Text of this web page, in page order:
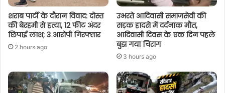
शराब पार्टी के दौरान विवाद: दोस्त
की बेरहमी से हत्या, 12 फीट अंदर
छिपाई लाश; 3 आरोपी गिरफ्तार
2 hours ago
उभरते आदिवासी समाजसेवी की
सड़क हादसे में दर्दनाक मौत,
आदिवासी दिवस के एक दिन पहले
बुझ गया चिराग
3 hours ago